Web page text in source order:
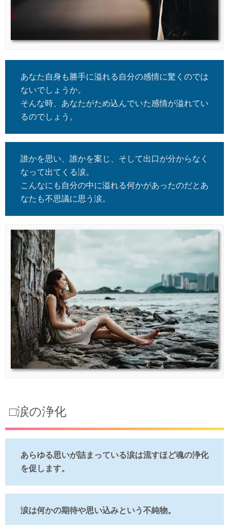
あなた自身も勝手に溢れる自分の感情に驚くのでは
ないでしょうか。
そんな時、あなたがため込んでいた感情が溢れてい
るのでしょう。
誰かを思い、誰かを案じ、そして出口が分からなく
なって出てくる涙。
こんなにも自分の中に溢れる何かがあったのだとあ
なたも不思議に思う涙。
□涙の浄化
あらゆる思いが詰まっている涙は流すほど魂の浄化
を促します。
涙は何かの期待や思い込みという不純物。